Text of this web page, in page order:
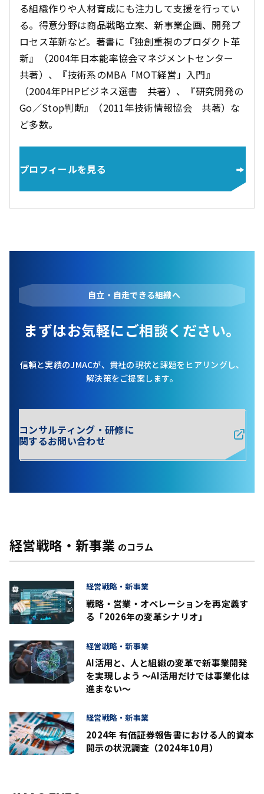
る組織作りや人材育成にも注力して支援を行ってい
る。得意分野は商品戦略立案、新事業企画、開発プ
ロセス革新など。著書に『独創重視のプロダクト革
新』（2004年日本能率協会マネジメントセンター
共著）、『技術系のMBA「MOT経営」入門』
（2004年PHPビジネス選書 共著）、『研究開発の
Go／Stop判断』（2011年技術情報協会 共著）な
ど多数。
プロフィールを見る
まずはお気軽にご相談ください。
自立・自走できる組織へ
信頼と実績のJMACが、貴社の現状と課題をヒアリングし、
解決策をご提案します。
コンサルティング・研修に
関するお問い合わせ
経営戦略・新事業 のコラム
戦略・営業・オペレーションを再定義す
る「2026年の変革シナリオ」
経営戦略・新事業
AI活用と、人と組織の変革で新事業開発
を実現しよう ～AI活用だけでは事業化は
進まない～
経営戦略・新事業
2024年 有価証券報告書における人的資本
開示の状況調査（2024年10月）
経営戦略・新事業